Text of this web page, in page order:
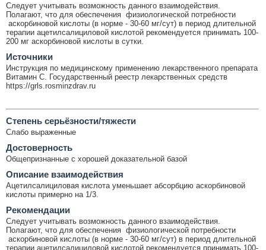
Следует учитывать возможность данного взаимодействия.
Полагают, что для обеспечения физиологической потребности
аскорбиновой кислоты (в норме - 30-60 мг/сут) в период длительной
терапии ацетилсалициловой кислотой рекомендуется принимать 100-
200 мг аскорбиновой кислоты в сутки.
Источники
Инструкция по медицинскому применению лекарственного препарата
Витамин C. Государственный реестр лекарственных средств
https://grls.rosminzdrav.ru
Cтепень серьёзности/тяжести
Слабо выраженные
Достоверность
Общепризнанные с хорошей доказательной базой
Описание взаимодействия
Ацетилсалициловая кислота уменьшает абсорбцию аскорбиновой
кислоты примерно на 1/3.
Рекомендации
Следует учитывать возможность данного взаимодействия.
Полагают, что для обеспечения физиологической потребности
аскорбиновой кислоты (в норме - 30-60 мг/сут) в период длительной
терапии ацетилсалициловой кислотой рекомендуется принимать 100-